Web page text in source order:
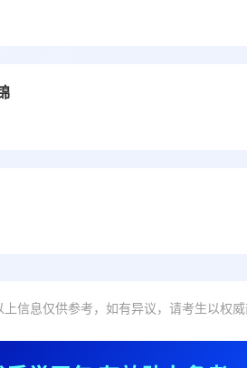
信息仅供参考，如有异议，请考生以权威